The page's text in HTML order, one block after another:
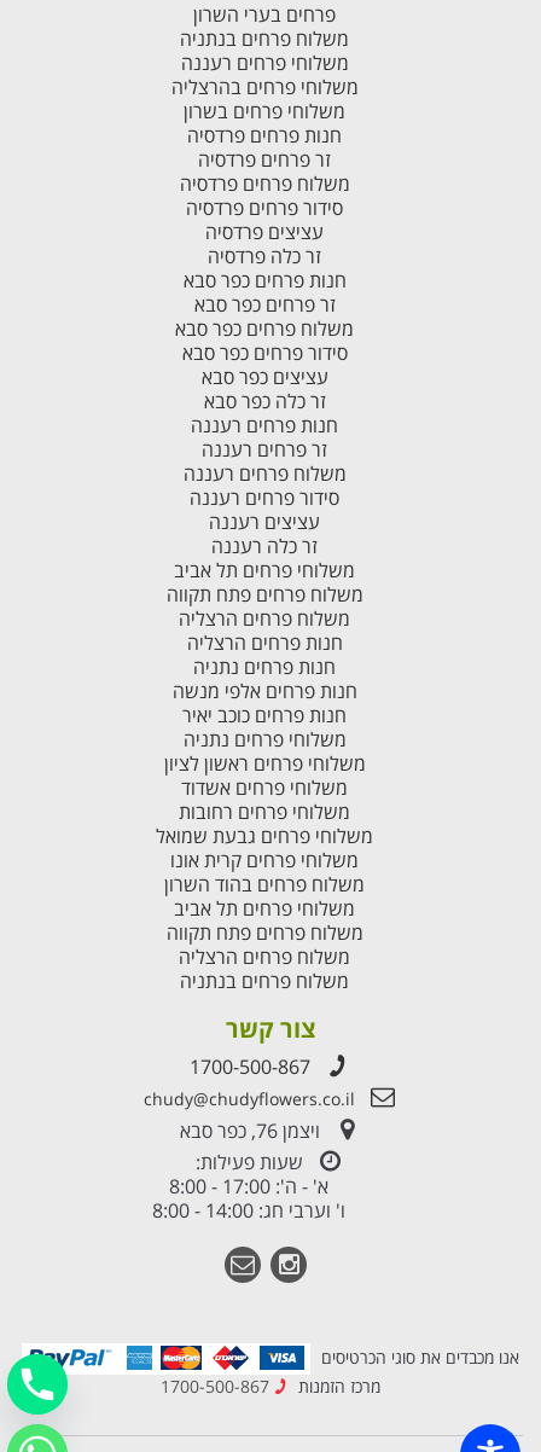
פרחים בערי השרון
משלוח פרחים בנתניה
משלוחי פרחים רעננה
משלוחי פרחים בהרצליה
משלוחי פרחים בשרון
חנות פרחים פרדסיה
זר פרחים פרדסיה
משלוח פרחים פרדסיה
סידור פרחים פרדסיה
עציצים פרדסיה
זר כלה פרדסיה
חנות פרחים כפר סבא
זר פרחים כפר סבא
משלוח פרחים כפר סבא
סידור פרחים כפר סבא
עציצים כפר סבא
זר כלה כפר סבא
חנות פרחים רעננה
זר פרחים רעננה
משלוח פרחים רעננה
סידור פרחים רעננה
עציצים רעננה
זר כלה רעננה
משלוחי פרחים תל אביב
משלוח פרחים פתח תקווה
משלוח פרחים הרצליה
חנות פרחים הרצליה
חנות פרחים נתניה
חנות פרחים אלפי מנשה
חנות פרחים כוכב יאיר
משלוחי פרחים נתניה
משלוחי פרחים ראשון לציון
משלוחי פרחים אשדוד
משלוחי פרחים רחובות
משלוחי פרחים גבעת שמואל
משלוחי פרחים קרית אונו
משלוח פרחים בהוד השרון
משלוחי פרחים תל אביב
משלוח פרחים פתח תקווה
משלוח פרחים הרצליה
משלוח פרחים בנתניה
צור קשר
1700-500-867
chudy@chudyflowers.co.il
ויצמן 76, כפר סבא
שעות פעילות:
א' - ה': 17:00 - 8:00
ו' וערבי חג: 14:00 - 8:00
אנו מכבדים את סוגי הכרטיסים
מרכז הזמנות